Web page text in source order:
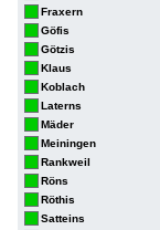
Fraxern
Göfis
Götzis
Klaus
Koblach
Laterns
Mäder
Meiningen
Rankweil
Röns
Röthis
Satteins